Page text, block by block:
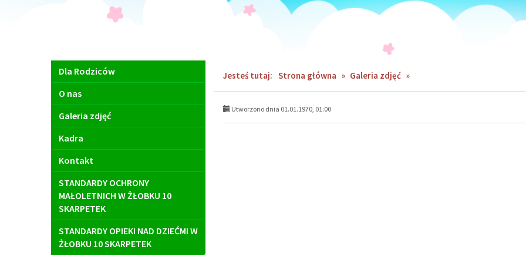
Menu
główne
Dla Rodziców
O nas
Galeria zdjęć
Kadra
Kontakt
STANDARDY OCHRONY
MAŁOLETNICH W ŻŁOBKU 10
SKARPETEK
STANDARDY OPIEKI NAD DZIEĆMI W
ŻŁOBKU 10 SKARPETEK
Jesteś tutaj: Strona główna » Galeria zdjęć »
Utworzono dnia 01.01.1970, 01:00